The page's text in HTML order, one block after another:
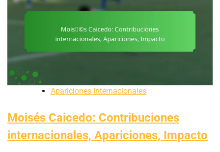
Apariciones Internacionales
Moisés Caicedo: Contribuciones
internacionales, Apariciones, Impacto